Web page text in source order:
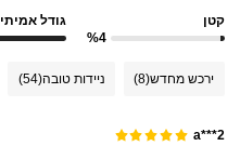
קטן
%4
גודל אמיתי
ירכש מחדש(8) ניידות טובה(54)
a***2